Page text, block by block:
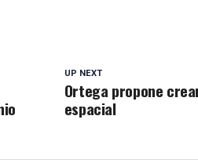
UP NEXT
Ortega propone
espacial